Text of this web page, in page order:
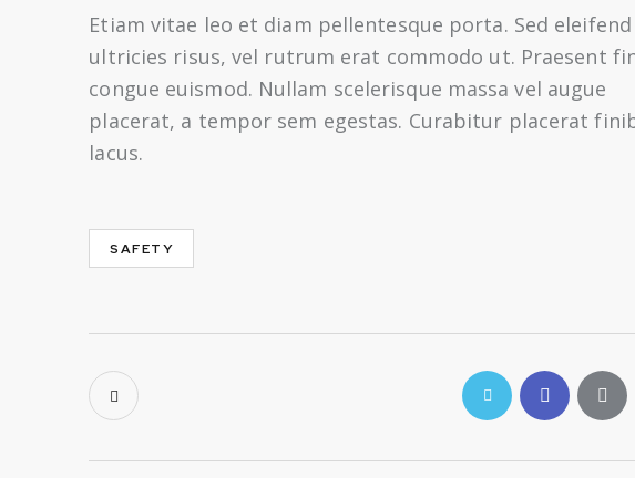
Etiam vitae leo et diam pellentesque porta. Sed eleifend
ultricies risus, vel rutrum erat commodo ut. Praesent
congue euismod. Nullam scelerisque massa vel augue
placerat, a tempor sem egestas. Curabitur placerat
lacus.
SAFETY